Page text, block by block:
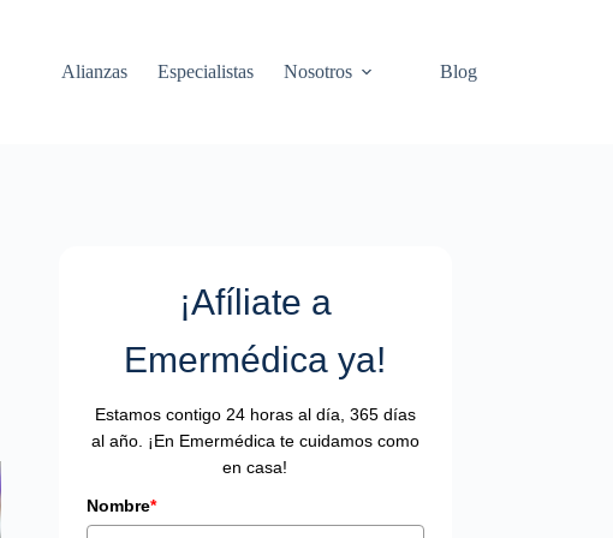
Alianzas Especialistas Nosotros Blog
¡Afíliate a
Emermédica ya!
Estamos contigo 24 horas al día, 365 días
al año. ¡En Emermédica te cuidamos como
en casa!
Nombre*